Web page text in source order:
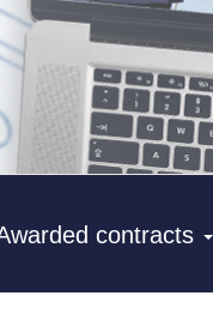
contracts